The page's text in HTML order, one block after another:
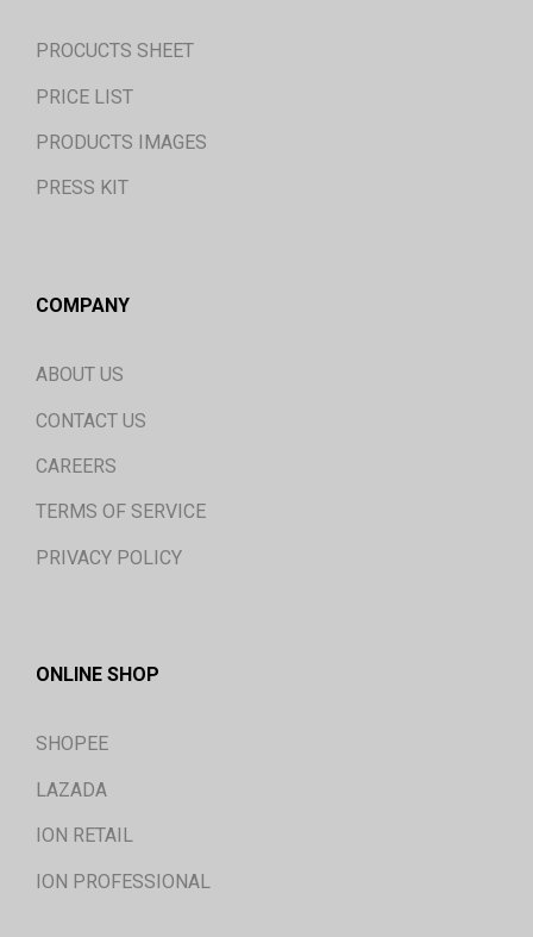
PROCUCTS SHEET
PRICE LIST
PRODUCTS IMAGES
PRESS KIT
COMPANY
ABOUT US
CONTACT US
CAREERS
TERMS OF SERVICE
PRIVACY POLICY
ONLINE SHOP
SHOPEE
LAZADA
ION RETAIL
ION PROFESSIONAL